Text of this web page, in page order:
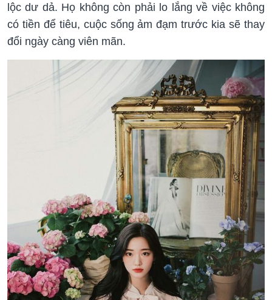
lộc dư dả. Họ không còn phải lo lắng về việc không
có tiền để tiêu, cuộc sống ảm đạm trước kia sẽ thay
đổi ngày càng viên mãn.